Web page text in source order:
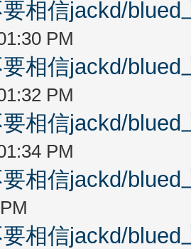
相信jackd/
PM
相信jackd/
PM
相信jackd/
PM
相信jackd/
相信jackd/